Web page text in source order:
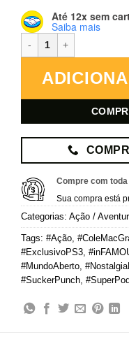
Até 12x sem
Saiba mais
Compre com
Sua compra está
Categorias: Ação /
Tags: #Ação
#ExclusivoPS3
#MundoAberto
#SuckerPunch